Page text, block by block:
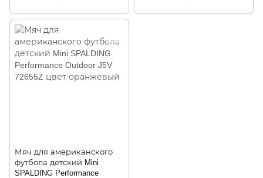
Мяч для американского
футбола детский Mini
SPALDING Performance